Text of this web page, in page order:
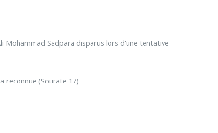
Mohammad Sadpara disparus lors d'une tentative
reconnue (Sourate 17)